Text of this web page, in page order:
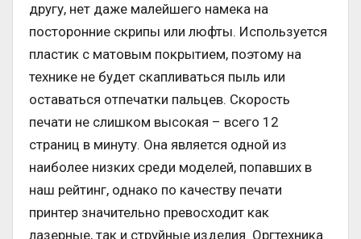
другу, нет даже малейшего намека на
посторонние скрипы или люфты. Используется
пластик с матовым покрытием, поэтому на
технике не будет скапливаться пыль или
оставаться отпечатки пальцев. Скорость
печати не слишком высокая – всего 12
страниц в минуту. Она является одной из
наиболее низких среди моделей, попавших в
наш рейтинг, однако по качеству печати
принтер значительно превосходит как
лазерные, так и струйные изделия. Оргтехника